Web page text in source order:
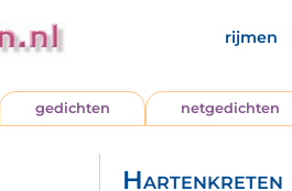
rijmen
gedichten netgedichten
Hartenkreten